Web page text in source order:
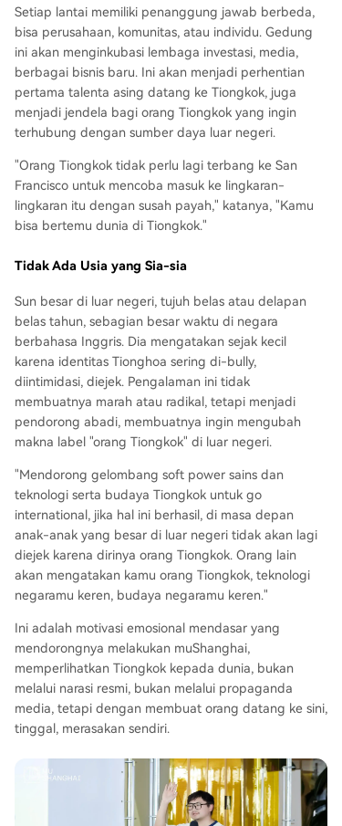
Setiap lantai memiliki penanggung jawab berbeda,
bisa perusahaan, komunitas, atau individu. Gedung
ini akan menginkubasi lembaga investasi, media,
berbagai bisnis baru. Ini akan menjadi perhentian
pertama talenta asing datang ke Tiongkok, juga
menjadi jendela bagi orang Tiongkok yang ingin
terhubung dengan sumber daya luar negeri.
"Orang Tiongkok tidak perlu lagi terbang ke San
Francisco untuk mencoba masuk ke lingkaran-
lingkaran itu dengan susah payah," katanya, "Kamu
bisa bertemu dunia di Tiongkok."
Tidak Ada Usia yang Sia-sia
Sun besar di luar negeri, tujuh belas atau delapan
belas tahun, sebagian besar waktu di negara
berbahasa Inggris. Dia mengatakan sejak kecil
karena identitas Tionghoa sering di-bully,
diintimidasi, diejek. Pengalaman ini tidak
membuatnya marah atau radikal, tetapi menjadi
pendorong abadi, membuatnya ingin mengubah
makna label "orang Tiongkok" di luar negeri.
"Mendorong gelombang soft power sains dan
teknologi serta budaya Tiongkok untuk go
international, jika hal ini berhasil, di masa depan
anak-anak yang besar di luar negeri tidak akan lagi
diejek karena dirinya orang Tiongkok. Orang lain
akan mengatakan kamu orang Tiongkok, teknologi
negaramu keren, budaya negaramu keren."
Ini adalah motivasi emosional mendasar yang
mendorongnya melakukan muShanghai,
memperlihatkan Tiongkok kepada dunia, bukan
melalui narasi resmi, bukan melalui propaganda
media, tetapi dengan membuat orang datang ke sini,
tinggal, merasakan sendiri.